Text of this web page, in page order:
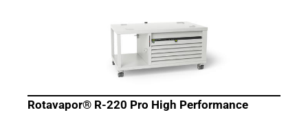
Rotavapor® R-220 Pro High Performance